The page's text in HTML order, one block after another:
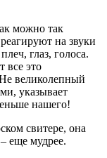
можно так
на звуки
глаз, голоса.
все это
великолепный
указывает
нашего!
свитере, она
еще мудрее.